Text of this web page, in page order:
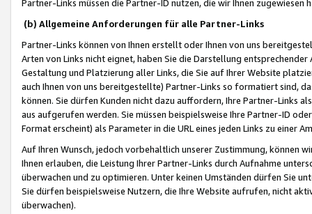
Partner-Links müssen die Partner-ID nutzen, die wir Ihnen zugewiesen
(b) Allgemeine Anforderungen für alle Partner-Links
Partner-Links können von Ihnen erstellt oder Ihnen von uns
Arten von Links nicht eignet, haben Sie die Darstellung
Gestaltung und Platzierung aller Links, die Sie auf Ihrer Website
auch Ihnen von uns bereitgestellte) Partner-Links so formatiert sind,
können. Sie dürfen Kunden nicht dazu auffordern, Ihre Partner-Links
aus aufgerufen werden. Sie müssen beispielsweise Ihre Partner-ID
Format erscheint) als Parameter in die URL eines jeden Links zu einer
Auf Ihren Wunsch, jedoch vorbehaltlich unserer Zustimmung, können
Ihnen erlauben, die Leistung Ihrer Partner-Links durch Aufnahme
überwachen und zu optimieren. Unter keinen Umständen dürfen Sie
Sie dürfen beispielsweise Nutzern, die Ihre Website aufrufen, nicht
überwachen).